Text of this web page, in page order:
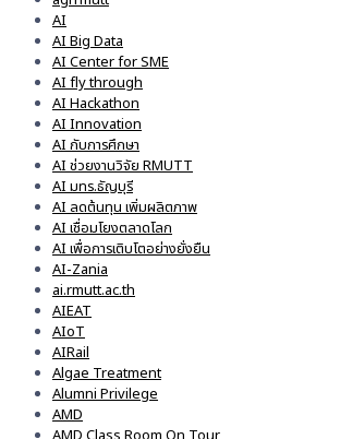
AI
AI Big Data
AI Center for SME
AI fly through
AI Hackathon
AI Innovation
AI กับการศึกษา
AI ช่วยงานวิจัย RMUTT
AI มทร.ธัญบุรี
AI ลดต้นทุน เพิ่มผลิตภาพ
AI เชื่อมโยงตลาดโลก
AI เพื่อการเติบโตอย่างยั่งยืน
AI-Zania
ai.rmutt.ac.th
AIEAT
AIoT
AIRail
Algae Treatment
Alumni Privilege
AMD